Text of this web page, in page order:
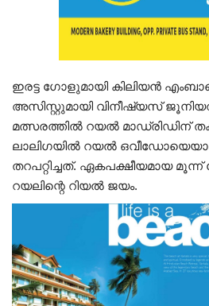
ഇരട്ട ഗോളുമായി കിലിയന്‍
അസിസ്റ്റുമായി വിനീഷ്യസ്
മത്സരത്തില്‍ റയല്‍ മാഡ്രിഡിന്
ലാലിഗയില്‍ റയല്‍
തറപറ്റിച്ചത്. ഏകപക്ഷീയമായ
റയലിന്റെ റിയല്‍ ജയം.